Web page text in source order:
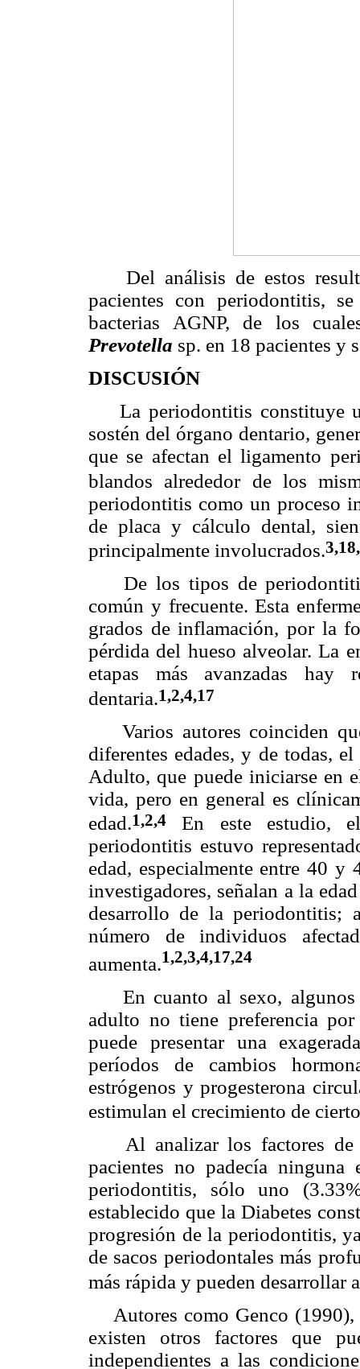
Del análisis de estos
pacientes con periodontitis,
bacterias AGNP, de los
Prevotella sp. en 18 pacientes y
DISCUSIÓN
La periodontitis constituye
sostén del órgano dentario,
que se afectan el ligamento
blandos alrededor de los
periodontitis como un proceso
de placa y cálculo dental,
principalmente involucrados.
De los tipos de
común y frecuente. Esta
grados de inflamación, por la
pérdida del hueso alveolar. La
etapas más avanzadas
dentaria.1,2,4,17
Varios autores coinciden
diferentes edades, y de todas,
Adulto, que puede iniciarse en
vida, pero en general es
edad.1,2,4 En este estudio,
periodontitis estuvo
edad, especialmente entre 40 y
investigadores, señalan a la
desarrollo de la periodontitis;
número de individuos
aumenta.1,2,3,4,17,24
En cuanto al sexo, algunos
adulto no tiene preferencia
puede presentar una
períodos de cambios
estrógenos y progesterona
estimulan el crecimiento de
Al analizar los factores de
pacientes no padecía ninguna
periodontitis, sólo uno
establecido que la Diabetes
progresión de la periodontitis,
de sacos periodontales más
más rápida y pueden desarrollar
Autores como Genco (1990),
existen otros factores que
independientes a las